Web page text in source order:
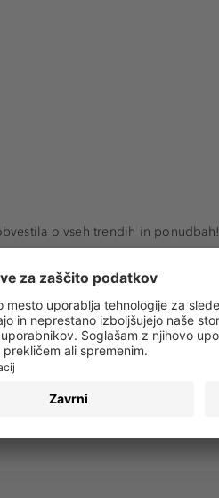
o vseh trendih in ponudbah!